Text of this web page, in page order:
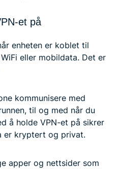
et på
enheten er koblet til
eller mobildata. Det er
kommunisere med
til og med når du
å holde VPN-et på sikrer
er kryptert og privat.
apper og nettsider som